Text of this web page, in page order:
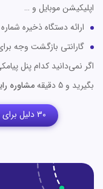
اپلیکیشن موبایل و …
ارائه دستگاه ذخیره
گارانتی بازگشت وجه برای
بگیرید و 5 دقیقه
مشاوره
30 دلیل برای خرید پنل پیامکی از فراز اس‌ام‌اس